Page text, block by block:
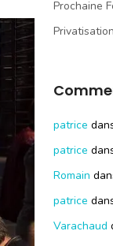
Prochaine
patrice
patrice
Romain
patrice
Varachaud